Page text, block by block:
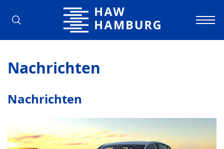
Hochschule für Angewandte
Nachrichten
Nachrichten